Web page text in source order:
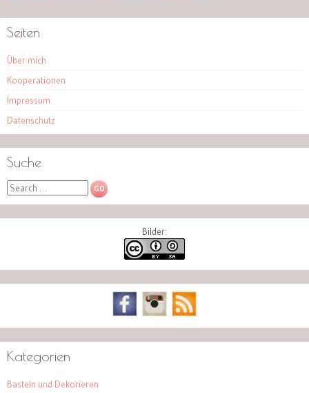
Seiten
Über mich
Kooperationen
Impressum
Datenschutz
Suche
Search
Bilder:
Kategorien
Basteln und Dekorieren